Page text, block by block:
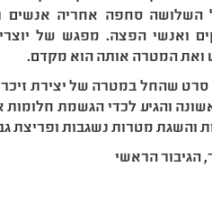
סחפה אחריה אנשים
ואנשי הפצה. מפגש של
ואת המטרה אותה הוא מקדם.
סרט שהחל במטרה של יצירת
והגיע לכדי הגשמת חלומות
והשגת מטרות נשגבות ופריצת
הגיבור הראשי